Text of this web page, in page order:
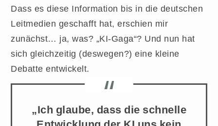
Dass es diese Information bis in die deutschen
Leitmedien geschafft hat, erschien mir
zunächst… ja, was? „KI-Gaga“? Und nun hat
sich gleichzeitig (deswegen?) eine kleine
Debatte entwickelt.
„Ich glaube, dass die schnelle